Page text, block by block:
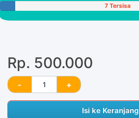
7 Tersisa
Rp. 500.000
Isi ke Keranjang